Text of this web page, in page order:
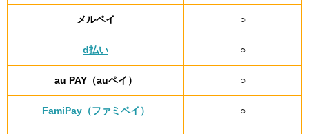
メルペイ ○
d払い ○
au PAY（auペイ） ○
FamiPay（ファミペイ） ○